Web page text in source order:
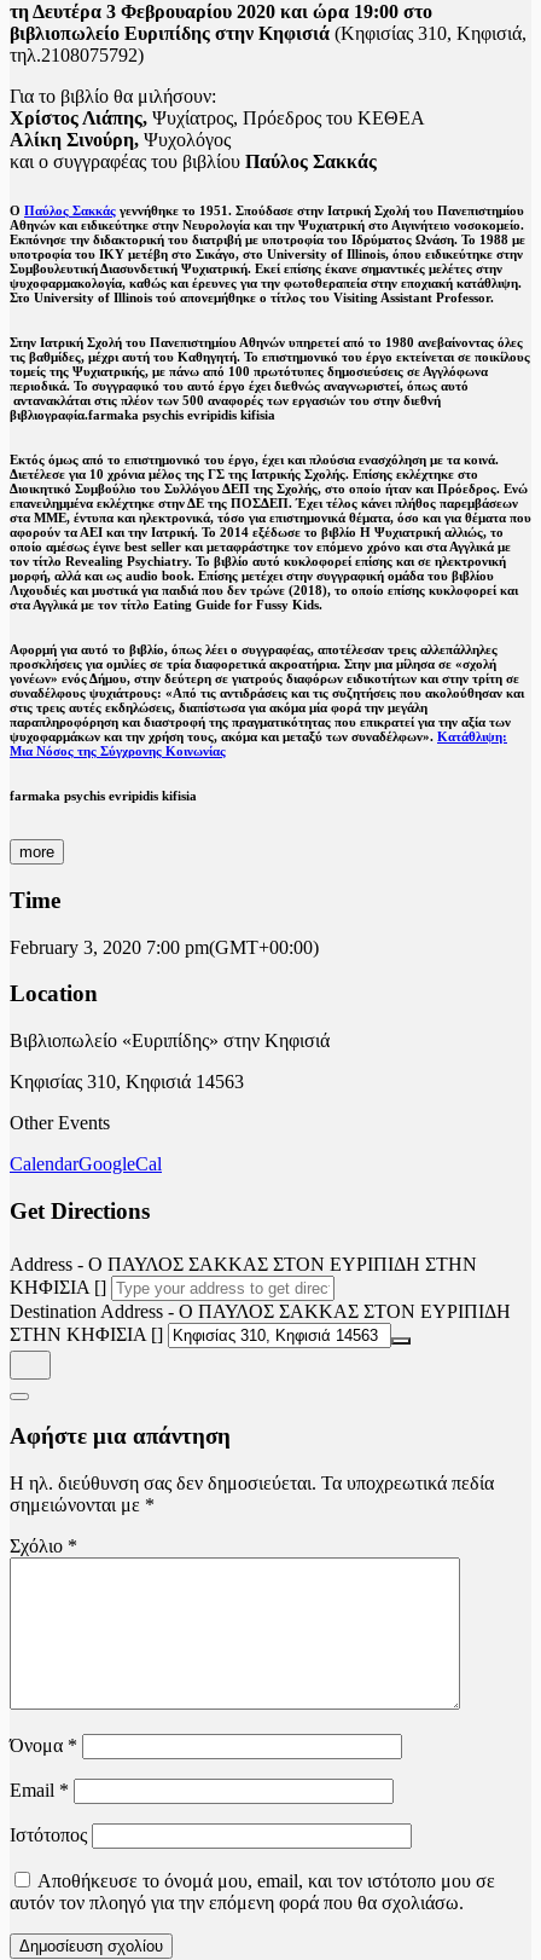
τη Δευτέρα 3 Φεβρουαρίου 2020 και ώρα 19:00 στο
βιβλιοπωλείο Ευριπίδης στην Κηφισιά (Κηφισίας 310, Κηφισιά,
τηλ.2108075792)
Για το βιβλίο θα μιλήσουν:
Χρίστος Λιάπης, Ψυχίατρος, Πρόεδρος του ΚΕΘΕΑ
Αλίκη Σινούρη, Ψυχολόγος
και ο συγγραφέας του βιβλίου Παύλος Σακκάς
Ο Παύλος Σακκάς γεννήθηκε το 1951. Σπούδασε στην Ιατρική Σχολή του Πανεπιστημίου
Αθηνών και ειδικεύτηκε στην Νευρολογία και την Ψυχιατρική στο Αιγινήτειο νοσοκομείο.
Εκπόνησε την διδακτορική του διατριβή με υποτροφία του Ιδρύματος Ωνάση. Το 1988 με
υποτροφία του ΙΚΥ μετέβη στο Σικάγο, στο University of Illinois, όπου ειδικεύτηκε στην
Συμβουλευτική Διασυνδετική Ψυχιατρική. Εκεί επίσης έκανε σημαντικές μελέτες στην
ψυχοφαρμακολογία, καθώς και έρευνες για την φωτοθεραπεία στην εποχιακή κατάθλιψη.
Στο University of Illinois τού απονεμήθηκε ο τίτλος του Visiting Assistant Professor.
Στην Ιατρική Σχολή του Πανεπιστημίου Αθηνών υπηρετεί από το 1980 ανεβαίνοντας όλες
τις βαθμίδες, μέχρι αυτή του Καθηγητή. Το επιστημονικό του έργο εκτείνεται σε ποικίλους
τομείς της Ψυχιατρικής, με πάνω από 100 πρωτότυπες δημοσιεύσεις σε Αγγλόφωνα
περιοδικά. Το συγγραφικό του αυτό έργο έχει διεθνώς αναγνωριστεί, όπως αυτό
αντανακλάται στις πλέον των 500 αναφορές των εργασιών του στην διεθνή
βιβλιογραφία.farmaka psychis evripidis kifisia
Εκτός όμως από το επιστημονικό του έργο, έχει και πλούσια ενασχόληση με τα κοινά.
Διετέλεσε για 10 χρόνια μέλος της ΓΣ της Ιατρικής Σχολής. Επίσης εκλέχτηκε στο
Διοικητικό Συμβούλιο του Συλλόγου ΔΕΠ της Σχολής, στο οποίο ήταν και Πρόεδρος. Ενώ
επανειλημμένα εκλέχτηκε στην ΔΕ της ΠΟΣΔΕΠ. Έχει τέλος κάνει πλήθος παρεμβάσεων
στα ΜΜΕ, έντυπα και ηλεκτρονικά, τόσο για επιστημονικά θέματα, όσο και για θέματα που
αφορούν τα ΑΕΙ και την Ιατρική. Το 2014 εξέδωσε το βιβλίο Η Ψυχιατρική αλλιώς, το
οποίο αμέσως έγινε best seller και μεταφράστηκε τον επόμενο χρόνο και στα Αγγλικά με
τον τίτλο Revealing Psychiatry. Το βιβλίο αυτό κυκλοφορεί επίσης και σε ηλεκτρονική
μορφή, αλλά και ως audio book. Επίσης μετέχει στην συγγραφική ομάδα του βιβλίου
Λιχουδιές και μυστικά για παιδιά που δεν τρώνε (2018), το οποίο επίσης κυκλοφορεί και
στα Αγγλικά με τον τίτλο Eating Guide for Fussy Kids.
Αφορμή για αυτό το βιβλίο, όπως λέει ο συγγραφέας, αποτέλεσαν τρεις αλλεπάλληλες
προσκλήσεις για ομιλίες σε τρία διαφορετικά ακροατήρια. Στην μια μίλησα σε «σχολή
γονέων» ενός Δήμου, στην δεύτερη σε γιατρούς διαφόρων ειδικοτήτων και στην τρίτη σε
συναδέλφους ψυχιάτρους: «Από τις αντιδράσεις και τις συζητήσεις που ακολούθησαν και
στις τρεις αυτές εκδηλώσεις, διαπίστωσα για ακόμα μία φορά την μεγάλη
παραπληροφόρηση και διαστροφή της πραγματικότητας που επικρατεί για την αξία των
ψυχοφαρμάκων και την χρήση τους, ακόμα και μεταξύ των συναδέλφων». Κατάθλιψη:
Μια Νόσος της Σύγχρονης Κοινωνίας
farmaka psychis evripidis kifisia
more
Time
February 3, 2020 7:00 pm(GMT+00:00)
Location
Βιβλιοπωλείο «Ευριπίδης» στην Κηφισιά
Κηφισίας 310, Κηφισιά 14563
Other Events
CalendarGoogleCal
Get Directions
Address - Ο ΠΑΥΛΟΣ ΣΑΚΚΑΣ ΣΤΟΝ ΕΥΡΙΠΙΔΗ ΣΤΗΝ
ΚΗΦΙΣΙΑ []
Destination Address - Ο ΠΑΥΛΟΣ ΣΑΚΚΑΣ ΣΤΟΝ ΕΥΡΙΠΙΔΗ
ΣΤΗΝ ΚΗΦΙΣΙΑ []
Αφήστε μια απάντηση
Η ηλ. διεύθυνση σας δεν δημοσιεύεται. Τα υποχρεωτικά πεδία
σημειώνονται με *
Σχόλιο *
Όνομα *
Email *
Ιστότοπος
Αποθήκευσε το όνομά μου, email, και τον ιστότοπο μου σε
αυτόν τον πλοηγό για την επόμενη φορά που θα σχολιάσω.